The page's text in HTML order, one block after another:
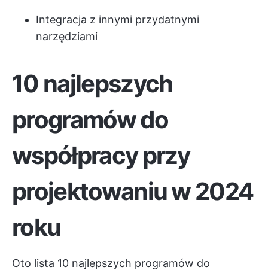
Integracja z innymi przydatnymi
narzędziami
10 najlepszych
programów do
współpracy przy
projektowaniu w 2024
roku
Oto lista 10 najlepszych programów do